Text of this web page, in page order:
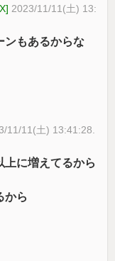
2023/11/11(土) 13:
ンもあるからな
11/11(土) 13:41:28.
上に増えてるから
から